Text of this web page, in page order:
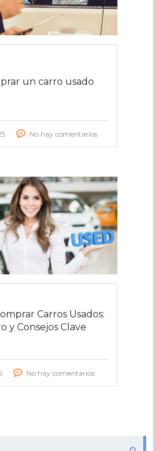
un carro usado
No hay comentarios
Carros Usados:
y Consejos Clave
No hay comentarios